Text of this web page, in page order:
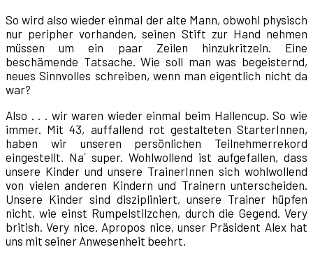
So wird also wieder einmal der alte Mann, obwohl physisch
nur peripher vorhanden, seinen Stift zur Hand nehmen
müssen um ein paar Zeilen hinzukritzeln. Eine
beschämende Tatsache. Wie soll man was begeisternd,
neues Sinnvolles schreiben, wenn man eigentlich nicht da
war?
Also . . . wir waren wieder einmal beim Hallencup. So wie
immer. Mit 43, auffallend rot gestalteten StarterInnen,
haben wir unseren persönlichen Teilnehmerrekord
eingestellt. Na´ super. Wohlwollend ist aufgefallen, dass
unsere Kinder und unsere TrainerInnen sich wohlwollend
von vielen anderen Kindern und Trainern unterscheiden.
Unsere Kinder sind diszipliniert, unsere Trainer hüpfen
nicht, wie einst Rumpelstilzchen, durch die Gegend. Very
british. Very nice. Apropos nice, unser Präsident Alex hat
uns mit seiner Anwesenheit beehrt.